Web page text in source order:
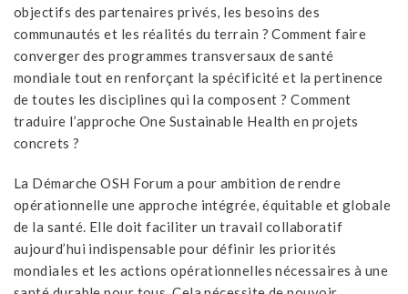
objectifs des partenaires privés, les besoins des
communautés et les réalités du terrain ? Comment faire
converger des programmes transversaux de santé
mondiale tout en renforçant la spécificité et la pertinence
de toutes les disciplines qui la composent ? Comment
traduire l’approche One Sustainable Health en projets
concrets ?
La Démarche OSH Forum a pour ambition de rendre
opérationnelle une approche intégrée, équitable et globale
de la santé. Elle doit faciliter un travail collaboratif
aujourd’hui indispensable pour définir les priorités
mondiales et les actions opérationnelles nécessaires à une